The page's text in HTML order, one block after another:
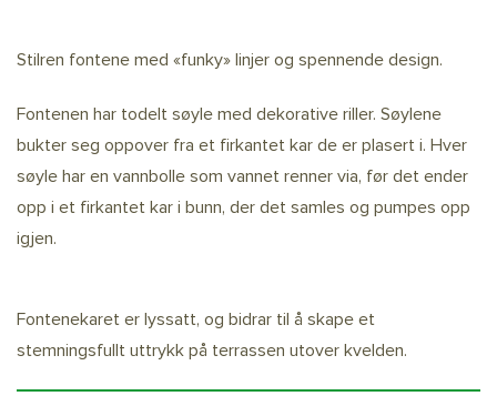
Stilren fontene med «funky» linjer og spennende design.
Fontenen har todelt søyle med dekorative riller. Søylene
bukter seg oppover fra et firkantet kar de er plasert i. Hver
søyle har en vannbolle som vannet renner via, før det ender
opp i et firkantet kar i bunn, der det samles og pumpes opp
igjen.
Fontenekaret er lyssatt, og bidrar til å skape et
stemningsfullt uttrykk på terrassen utover kvelden.